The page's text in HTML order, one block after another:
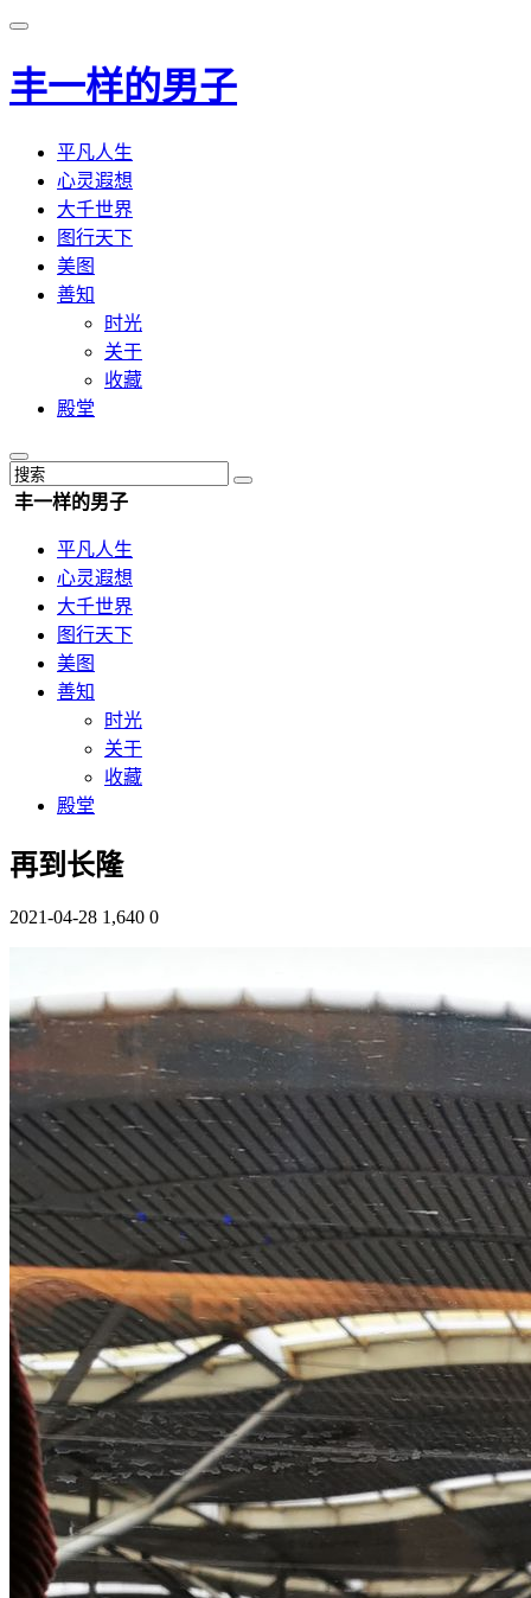
丰一样的男子
平凡人生
心灵遐想
大千世界
图行天下
美图
善知
时光
关于
收藏
殿堂
丰一样的男子
平凡人生
心灵遐想
大千世界
图行天下
美图
善知
时光
关于
收藏
殿堂
再到长隆
2021-04-28 1,640 0